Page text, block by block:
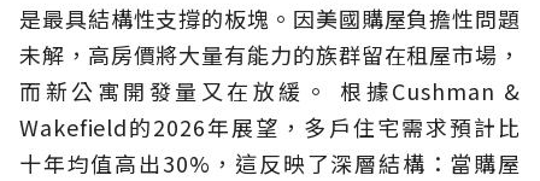
是最具結構性支撐的板塊。因美國購屋負擔性問題
未解，高房價將大量有能力的族群留在租屋市場，
而新公寓開發量又在放緩。 根據Cushman &
Wakefield的2026年展望，多戶住宅需求預計比
十年均值高出30%，這反映了深層結構：當購屋